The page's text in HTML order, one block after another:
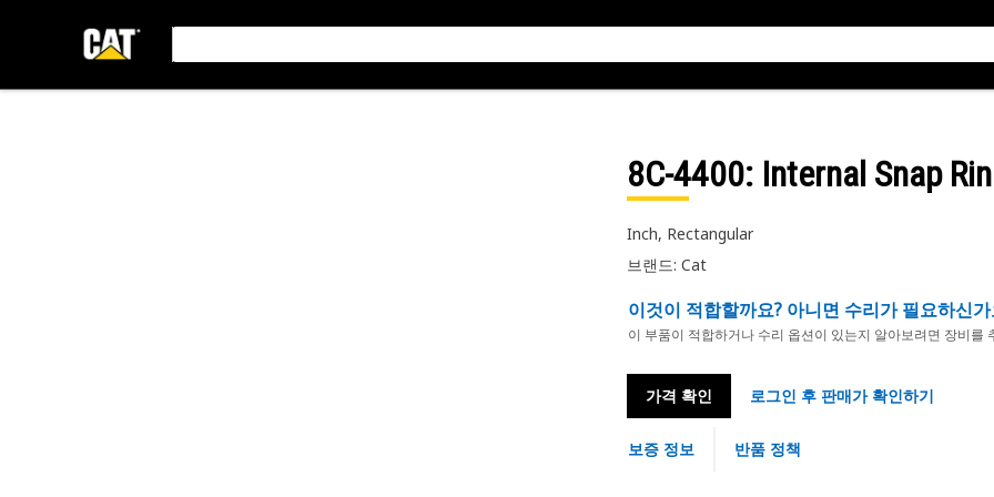
8C-4400: Internal Snap
Inch, Rectangular
브랜드: Cat
이것이 적합할까요? 아니면 수리가 필요하신가
이 부품이 적합하거나 수리 옵션이 있는지 알아보려면 장비를
가격 확인 로그인 후 판매가 확인하기
보증 정보 반품 정책